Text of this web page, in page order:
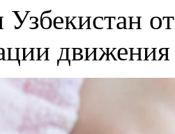
Узбекистан